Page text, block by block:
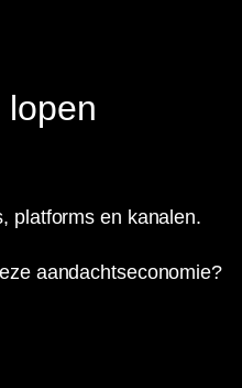
platforms en kanalen.
aandachtseconomie?